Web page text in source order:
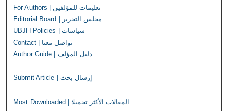
For Authors | تعليمات للمؤلفين
Editorial Board | مجلس التحرير
UBJH Policies | سياسات
Contact | تواصل معنا
Author Guide | دليل المؤلف
Submit Article | إرسال بحث
Most Downloaded | المقالات الأكثر تحميلا